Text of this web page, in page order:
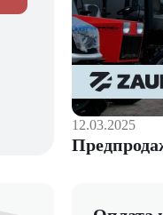
ценящих
и специальных
для ваших
12.03.2025